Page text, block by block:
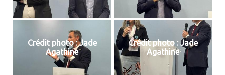
Crédit photo : Jade
Agathine
Crédit photo : Jade
Agathine